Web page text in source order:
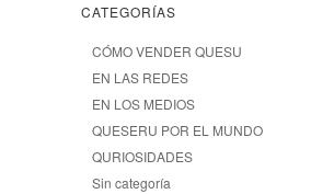
CATEGORÍAS
CÓMO VENDER QUESU
EN LAS REDES
EN LOS MEDIOS
QUESERU POR EL MUNDO
QURIOSIDADES
Sin categoría